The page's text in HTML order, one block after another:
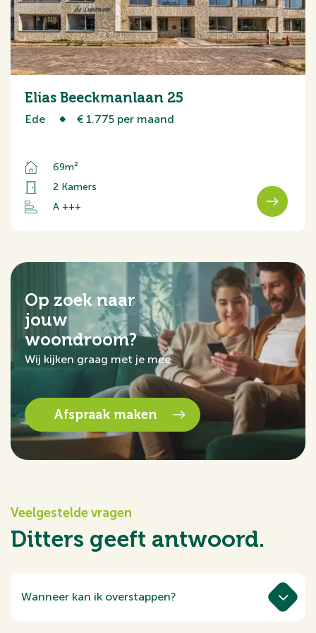
Elias Beeckmanlaan 25
Ede € 1.775 per maand
69m²
2 Kamers
A +++
Op zoek naar
jouw
woondroom?
Wij kijken graag met je mee
Afspraak maken
Veelgestelde vragen
Ditters geeft antwoord.
Wanneer kan ik overstappen?